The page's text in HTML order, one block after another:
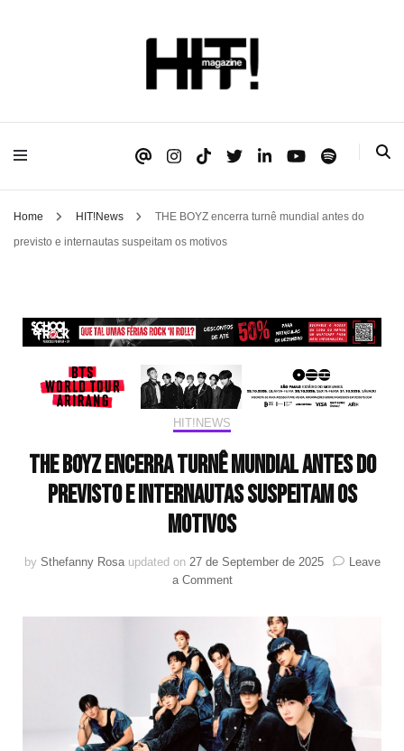
HIT!Magazine
Home HIT!News
THE BOYZ encerra turnê mundial antes do
previsto e internautas suspeitam os motivos
HIT!NEWS
THE BOYZ encerra turnê mundial antes do
previsto e internautas suspeitam os
motivos
by Sthefanny Rosa updated on 27 de September de 2025
Leave
a Commenton
encerra
mundial
antes
do
previsto
e